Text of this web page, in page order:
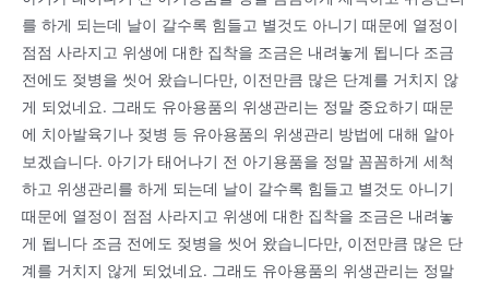
를 하게 되는데 날이 갈수록 힘들고 별것도 아니기 때문에 열정이
점점 사라지고 위생에 대한 집착을 조금은 내려놓게 됩니다 조금
전에도 젖병을 씻어 왔습니다만, 이전만큼 많은 단계를 거치지 않
게 되었네요. 그래도 유아용품의 위생관리는 정말 중요하기 때문
에 치아발육기나 젖병 등 유아용품의 위생관리 방법에 대해 알아
보겠습니다. 아기가 태어나기 전 아기용품을 정말 꼼꼼하게 세척
하고 위생관리를 하게 되는데 날이 갈수록 힘들고 별것도 아니기
때문에 열정이 점점 사라지고 위생에 대한 집착을 조금은 내려놓
게 됩니다 조금 전에도 젖병을 씻어 왔습니다만, 이전만큼 많은 단
계를 거치지 않게 되었네요. 그래도 유아용품의 위생관리는 정말